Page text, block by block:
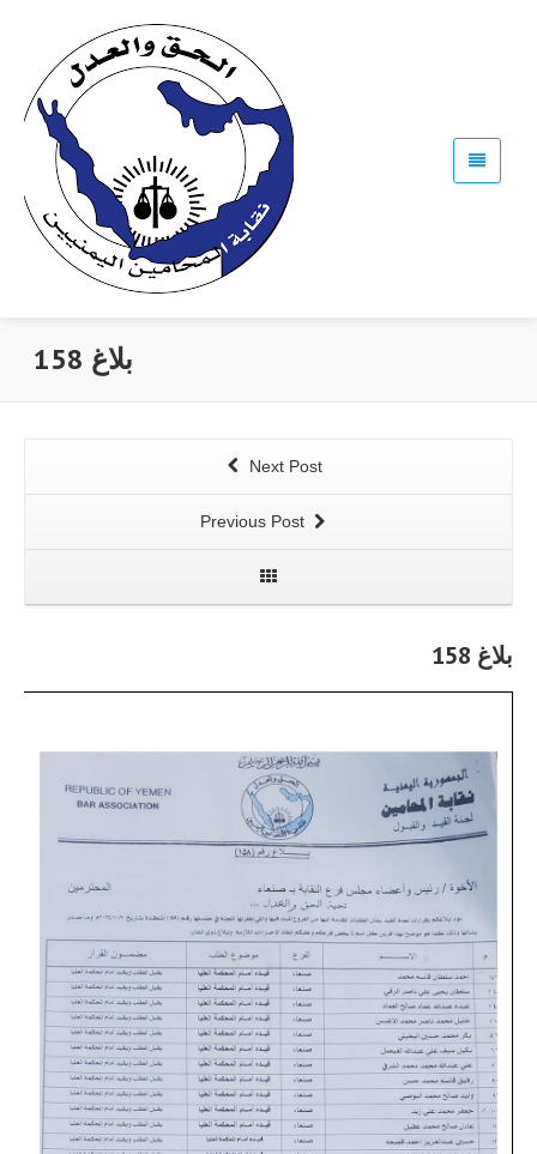
بلاغ 158
Next Post
Previous Post
بلاغ 158